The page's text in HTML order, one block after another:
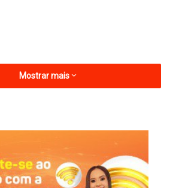
devastador por moradores,
que dependem do manancial.
nesta semana mostram centenas de
Mostrar mais